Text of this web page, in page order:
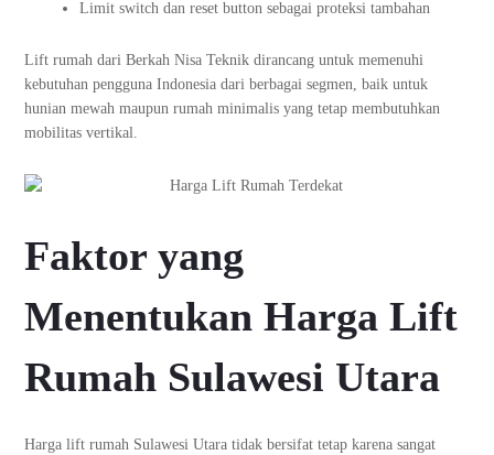
Limit switch dan reset button sebagai proteksi tambahan
Lift rumah dari Berkah Nisa Teknik dirancang untuk memenuhi
kebutuhan pengguna Indonesia dari berbagai segmen, baik untuk
hunian mewah maupun rumah minimalis yang tetap membutuhkan
mobilitas vertikal.
Faktor yang
Menentukan Harga Lift
Rumah Sulawesi Utara
Harga lift rumah Sulawesi Utara tidak bersifat tetap karena sangat